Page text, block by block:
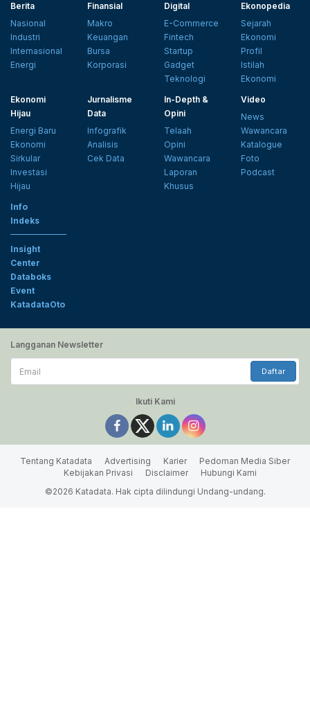
Berita
Nasional
Industri
Internasional
Energi
Finansial
Makro
Keuangan
Bursa
Korporasi
Digital
E-Commerce
Fintech
Startup
Gadget
Teknologi
Ekonopedia
Sejarah
Ekonomi
Profil
Istilah
Ekonomi
Ekonomi
Hijau
Energi Baru
Ekonomi
Sirkular
Investasi
Hijau
Jurnalisme
Data
Infografik
Analisis
Cek Data
In-Depth &
Opini
Telaah
Opini
Wawancara
Laporan
Khusus
Video
News
Wawancara
Katalogue
Foto
Podcast
Info
Indeks
Insight
Center
Databoks
Event
KatadataOto
Langganan Newsletter
Email
Daftar
Ikuti Kami
Tentang Katadata Advertising Karier
Pedoman Media Siber
Kebijakan Privasi
Disclaimer
Hubungi Kami
©2026 Katadata. Hak cipta dilindungi Undang-undang.